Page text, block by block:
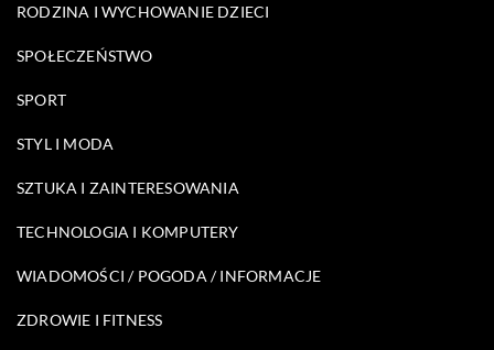
RODZINA I WYCHOWANIE DZIECI
SPOŁECZEŃSTWO
SPORT
STYL I MODA
SZTUKA I ZAINTERESOWANIA
TECHNOLOGIA I KOMPUTERY
WIADOMOŚCI / POGODA / INFORMACJE
ZDROWIE I FITNESS